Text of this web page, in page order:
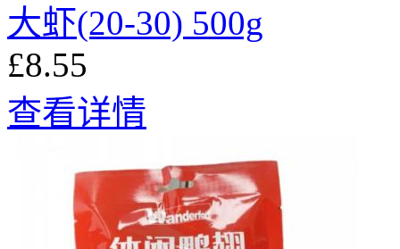
大虾(20-30) 500g
£8.55
查看详情